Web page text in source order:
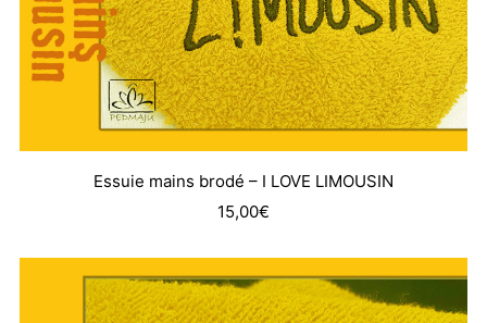
Essuie mains brodé – I LOVE LIMOUSIN
15,00€